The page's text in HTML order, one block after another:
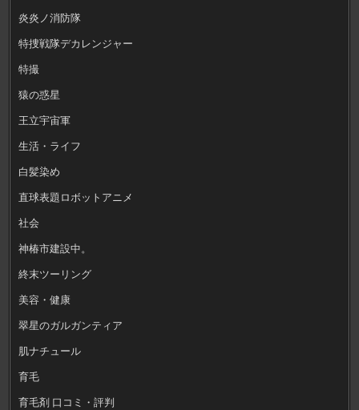
炎炎ノ消防隊
特捜戦隊デカレンジャー
特撮
猿の惑星
王立宇宙軍
生活・ライフ
白髪染め
直球表題ロボットアニメ
社会
神椿市建設中。
終末ツーリング
美容・健康
翠星のガルガンティア
肌ナチュール
育毛
育毛剤 口コミ・評判